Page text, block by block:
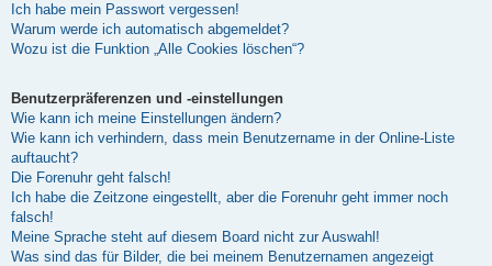
Ich habe mein Passwort vergessen!
Warum werde ich automatisch abgemeldet?
Wozu ist die Funktion „Alle Cookies löschen“?
Benutzerpräferenzen und -einstellungen
Wie kann ich meine Einstellungen ändern?
Wie kann ich verhindern, dass mein Benutzername in der Online-Liste
auftaucht?
Die Forenuhr geht falsch!
Ich habe die Zeitzone eingestellt, aber die Forenuhr geht immer noch
falsch!
Meine Sprache steht auf diesem Board nicht zur Auswahl!
Was sind das für Bilder, die bei meinem Benutzernamen angezeigt